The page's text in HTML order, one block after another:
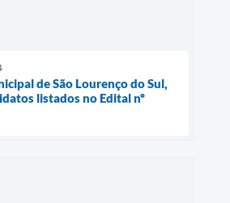
de São Lourenço do Sul,
listados no Edital nº